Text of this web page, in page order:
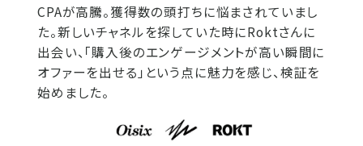
CPAが高騰。獲得数の頭打ちに悩まされていまし
た。新しいチャネルを探していた時にRoktさんに
出会い、「購入後のエンゲージメントが高い瞬間に
オファーを出せる」という点に魅力を感じ、検証を
始めました。